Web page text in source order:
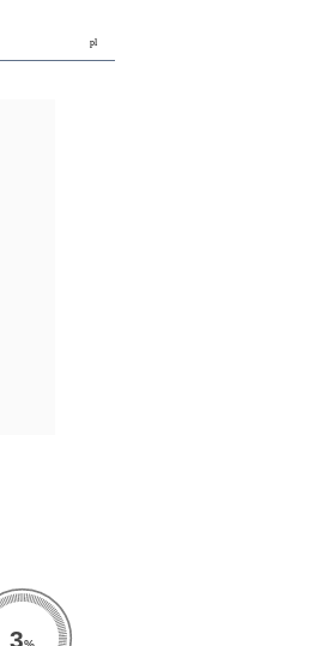
pl
3